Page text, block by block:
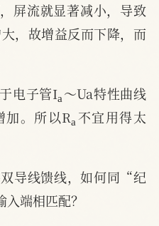
屏流就显著减小，导致
，故增益反而下降，而
电子管I ～Ua特性曲线
加。所以R a不宜用得太
导线馈线，如何同“纪
端相匹配？